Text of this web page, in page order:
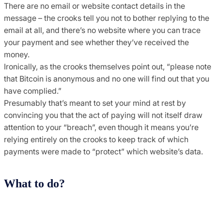
There are no email or website contact details in the
message – the crooks tell you not to bother replying to the
email at all, and there’s no website where you can trace
your payment and see whether they’ve received the
money.
Ironically, as the crooks themselves point out, “please note
that Bitcoin is anonymous and no one will find out that you
have complied.”
Presumably that’s meant to set your mind at rest by
convincing you that the act of paying will not itself draw
attention to your “breach”, even though it means you’re
relying entirely on the crooks to keep track of which
payments were made to “protect” which website’s data.
What to do?